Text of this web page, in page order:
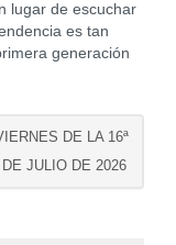
lugar de escuchar
es tan
generación
DE LA 16ª
JULIO DE 2026